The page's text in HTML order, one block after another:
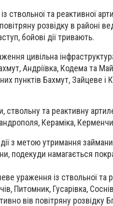
ствольної та реактивної
розвідку в районі
бойові дії тривають.
цивільна
Андріївка, Кодема та
пунктів Бахмут, Зайцеве і
ствольну та реактивну
Кераміка,
з метою утримання
подекуди намагається
ураження із ствольної та
Питомник, Гусарівка,
вів повітряну розвідку